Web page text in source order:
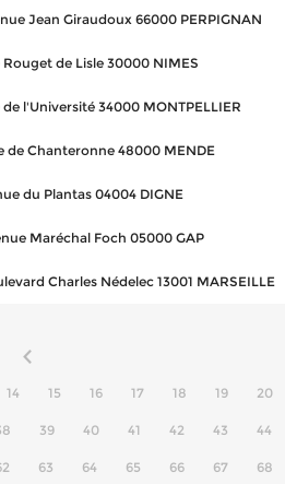
Jean Giraudoux 66000 PERPIGNAN
Rouget de Lisle 30000 NIMES
de l'Université 34000 MONTPELLIER
de Chanteronne 48000 MENDE
du Plantas 04004 DIGNE
Maréchal Foch 05000 GAP
Charles Nédelec 13001 MARSEILLE
14 15 16 17 18 19 20
39 40 41 42 43 44
63 64 65 66 67 68